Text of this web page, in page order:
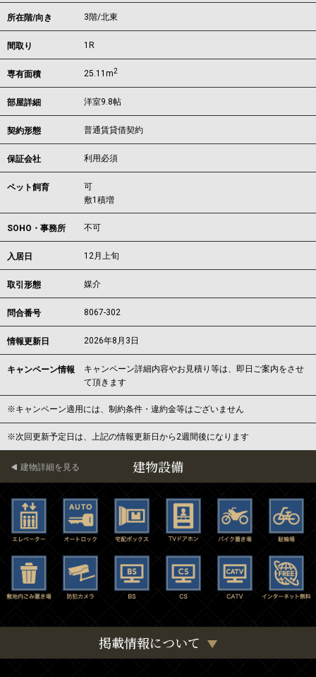
所在階/向き 3階/北東
間取り 1R
専有面積 25.11m2
部屋詳細 洋室9.8帖
契約形態 普通賃貸借契約
保証会社 利用必須
ペット飼育
可
敷1積増
SOHO・事務所 不可
入居日 12月上旬
取引形態 媒介
問合番号 8067-302
情報更新日 2026年8月3日
キャンペーン情報
キャンペーン詳細内容やお見積り等は、即日ご案内をさせ
て頂きます
※キャンペーン適用には、制約条件・違約金等はございません
※次回更新予定日は、上記の情報更新日から2週間後になります
建物設備
建物詳細を見る
掲載情報について